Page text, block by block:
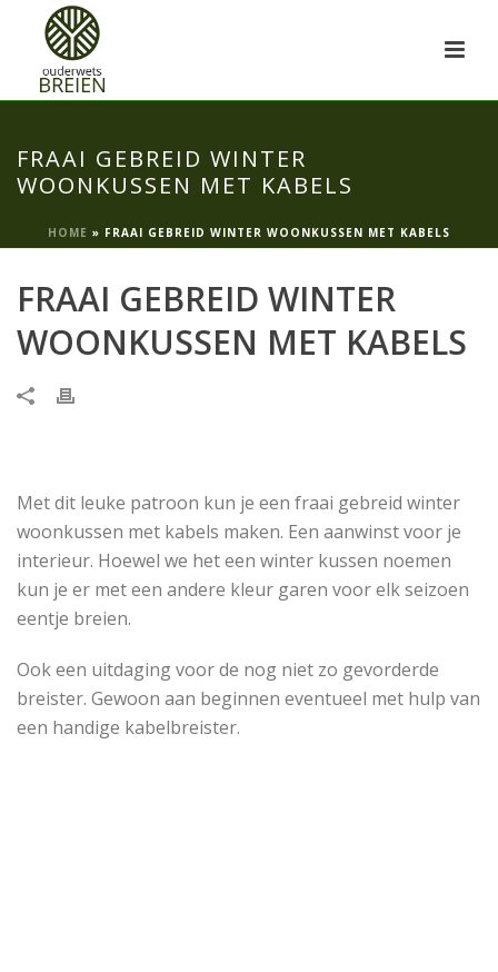
FRAAI GEBREID WINTER
WOONKUSSEN MET KABELS
HOME » FRAAI GEBREID WINTER WOONKUSSEN MET KABELS
FRAAI GEBREID WINTER
WOONKUSSEN MET KABELS
Met dit leuke patroon kun je een fraai gebreid winter
woonkussen met kabels maken. Een aanwinst voor je
interieur. Hoewel we het een winter kussen noemen
kun je er met een andere kleur garen voor elk seizoen
eentje breien.
Ook een uitdaging voor de nog niet zo gevorderde
breister. Gewoon aan beginnen eventueel met hulp van
een handige kabelbreister.